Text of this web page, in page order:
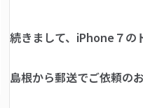
続きまして、iPhone７の
島根から郵送でご依頼の